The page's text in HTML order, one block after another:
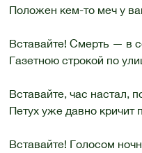
Положен кем-то меч у
Вставайте! Смерть — в
Газетною строкой по
Вставайте, час настал,
Петух уже давно кричит
Вставайте! Голосом